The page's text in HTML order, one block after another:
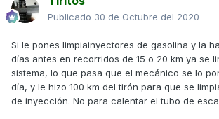
Publicado 30 de Octubre del 2020
Si le pones limpiainyectores de gasolina y la
días antes en recorridos de 15 o 20 km ya se
sistema, lo que pasa que el mecánico se lo
día, y le hizo 100 km del tirón para que se
de inyección. No para calentar el tubo de